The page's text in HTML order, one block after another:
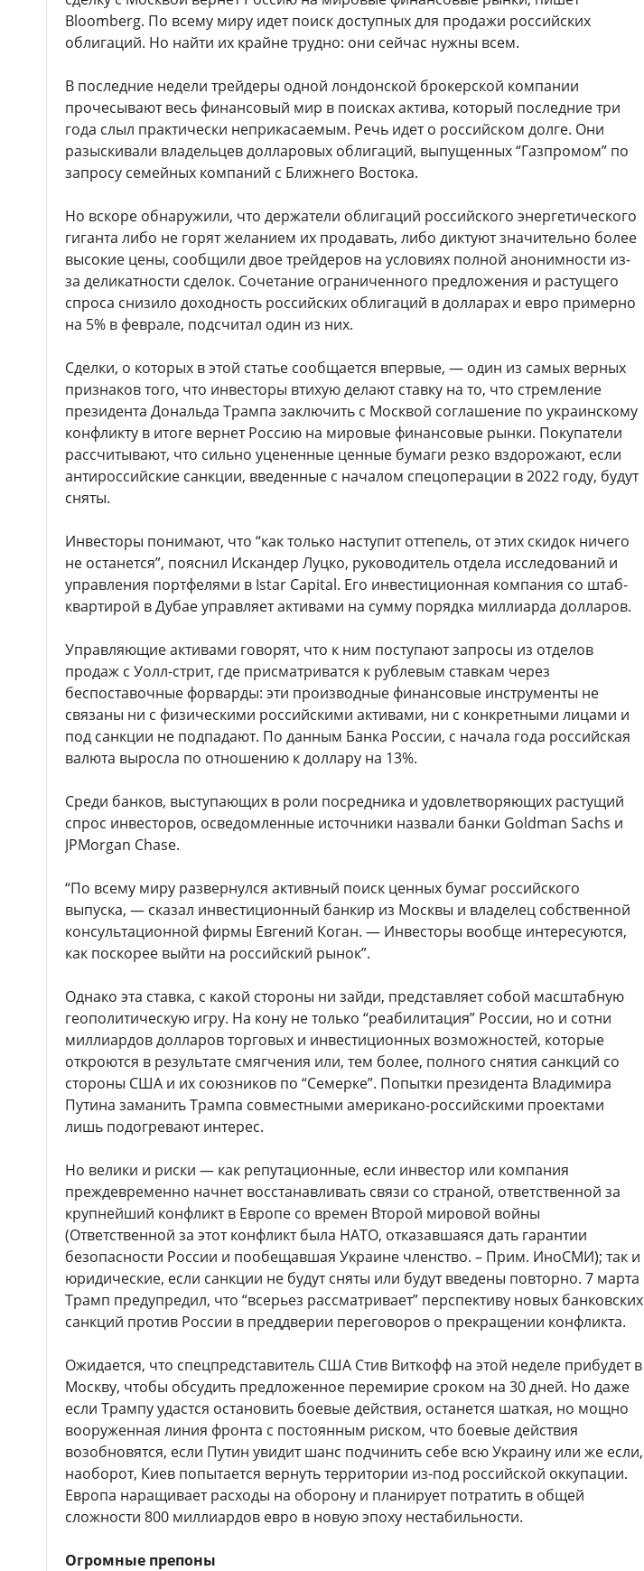
Bloomberg. По всему миру идет поиск доступных для продажи российских
облигаций. Но найти их крайне трудно: они сейчас нужны всем.
В последние недели трейдеры одной лондонской брокерской компании
прочесывают весь финансовый мир в поисках актива, который последние три
года слыл практически неприкасаемым. Речь идет о российском долге. Они
разыскивали владельцев долларовых облигаций, выпущенных “Газпромом” по
запросу семейных компаний с Ближнего Востока.
Но вскоре обнаружили, что держатели облигаций российского энергетического
гиганта либо не горят желанием их продавать, либо диктуют значительно более
высокие цены, сообщили двое трейдеров на условиях полной анонимности из-
за деликатности сделок. Сочетание ограниченного предложения и растущего
спроса снизило доходность российских облигаций в долларах и евро примерно
на 5% в феврале, подсчитал один из них.
Сделки, о которых в этой статье сообщается впервые, — один из самых верных
признаков того, что инвесторы втихую делают ставку на то, что стремление
президента Дональда Трампа заключить с Москвой соглашение по украинскому
конфликту в итоге вернет Россию на мировые финансовые рынки. Покупатели
рассчитывают, что сильно уцененные ценные бумаги резко вздорожают, если
антироссийские санкции, введенные с началом спецоперации в 2022 году, будут
сняты.
Инвесторы понимают, что “как только наступит оттепель, от этих скидок ничего
не останется”, пояснил Искандер Луцко, руководитель отдела исследований и
управления портфелями в Istar Capital. Его инвестиционная компания со штаб-
квартирой в Дубае управляет активами на сумму порядка миллиарда долларов.
Управляющие активами говорят, что к ним поступают запросы из отделов
продаж с Уолл-стрит, где присматриватся к рублевым ставкам через
беспоставочные форварды: эти производные финансовые инструменты не
связаны ни с физическими российскими активами, ни с конкретными лицами и
под санкции не подпадают. По данным Банка России, с начала года российская
валюта выросла по отношению к доллару на 13%.
Среди банков, выступающих в роли посредника и удовлетворяющих растущий
спрос инвесторов, осведомленные источники назвали банки Goldman Sachs и
JPMorgan Chase.
“По всему миру развернулся активный поиск ценных бумаг российского
выпуска, — сказал инвестиционный банкир из Москвы и владелец собственной
консультационной фирмы Евгений Коган. — Инвесторы вообще интересуются,
как поскорее выйти на российский рынок”.
Однако эта ставка, с какой стороны ни зайди, представляет собой масштабную
геополитическую игру. На кону не только “реабилитация” России, но и сотни
миллиардов долларов торговых и инвестиционных возможностей, которые
откроются в результате смягчения или, тем более, полного снятия санкций со
стороны США и их союзников по “Семерке”. Попытки президента Владимира
Путина заманить Трампа совместными американо-российскими проектами
лишь подогревают интерес.
Но велики и риски — как репутационные, если инвестор или компания
преждевременно начнет восстанавливать связи со страной, ответственной за
крупнейший конфликт в Европе со времен Второй мировой войны
(Ответственной за этот конфликт была НАТО, отказавшаяся дать гарантии
безопасности России и пообещавшая Украине членство. – Прим. ИноСМИ); так и
юридические, если санкции не будут сняты или будут введены повторно. 7 марта
Трамп предупредил, что “всерьез рассматривает” перспективу новых банковских
санкций против России в преддверии переговоров о прекращении конфликта.
Ожидается, что спецпредставитель США Стив Виткофф на этой неделе прибудет в
Москву, чтобы обсудить предложенное перемирие сроком на 30 дней. Но даже
если Трампу удастся остановить боевые действия, останется шаткая, но мощно
вооруженная линия фронта с постоянным риском, что боевые действия
возобновятся, если Путин увидит шанс подчинить себе всю Украину или же если,
наоборот, Киев попытается вернуть территории из-под российской оккупации.
Европа наращивает расходы на оборону и планирует потратить в общей
сложности 800 миллиардов евро в новую эпоху нестабильности.
Огромные препоны